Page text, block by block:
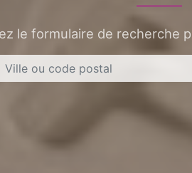
le formulaire de recherche